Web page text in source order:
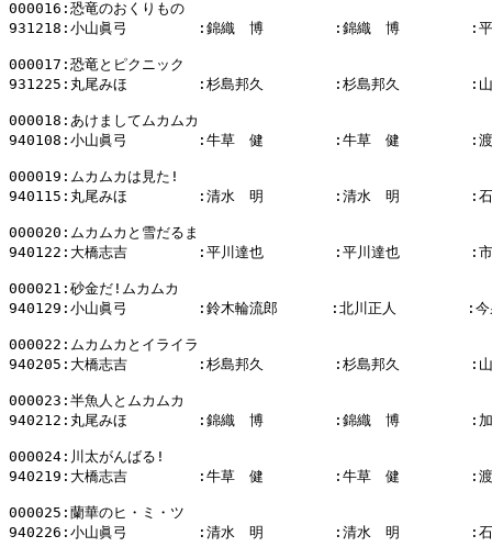
000016:恐竜のおくりもの
931218:小山眞弓        :錦織　博        :錦織　博        :平
000017:恐竜とピクニック
931225:丸尾みほ        :杉島邦久        :杉島邦久        :山
000018:あけましてムカムカ
940108:小山眞弓        :牛草　健        :牛草　健        :渡
000019:ムカムカは見た!
940115:丸尾みほ        :清水　明        :清水　明        :石
000020:ムカムカと雪だるま
940122:大橋志吉        :平川達也        :平川達也        :市
000021:砂金だ!ムカムカ
940129:小山眞弓        :鈴木輪流郎      :北川正人        :今
000022:ムカムカとイライラ
940205:大橋志吉        :杉島邦久        :杉島邦久        :山
000023:半魚人とムカムカ
940212:丸尾みほ        :錦織　博        :錦織　博        :加
000024:川太がんばる!
940219:大橋志吉        :牛草　健        :牛草　健        :渡
000025:蘭華のヒ・ミ・ツ
940226:小山眞弓        :清水　明        :清水　明        :石